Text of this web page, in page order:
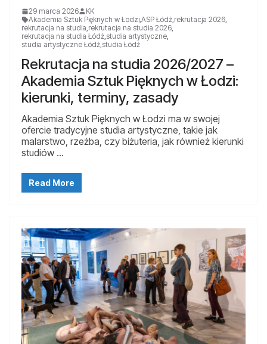
29 marca 2026
KK
Akademia Sztuk Pięknych w Łodzi,ASP Łódź,rekrutacja 2026,
rekrutacja na studia,rekrutacja na studia 2026,
rekrutacja na studia Łódź,studia artystyczne,
studia artystyczne Łódź,studia Łódź
Rekrutacja na studia 2026/2027 –
Akademia Sztuk Pięknych w Łodzi:
kierunki, terminy, zasady
Akademia Sztuk Pięknych w Łodzi ma w swojej
ofercie tradycyjne studia artystyczne, takie jak
malarstwo, rzeźba, czy biżuteria, jak również kierunki
studiów …
Read More